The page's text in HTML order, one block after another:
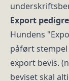
Export
Hundens
påført stempel
export bevis.
beviset skal